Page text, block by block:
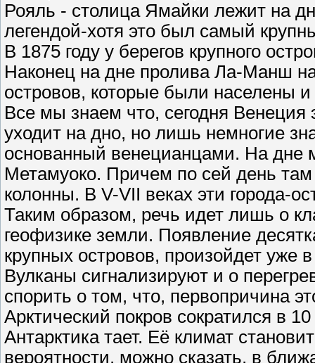
Рояль - столица Ямайки лежит на
легендой-хотя это был самый
В 1875 году у берегов крупного
Наконец на дне пролива Ла-Манш
островов, которые были населены
Все мы знаем что, сегодня
уходит на дно, но лишь немногие
основанный венецианцами. На дне
Метамуоко. Причем по сей день
колонны. В V-VII веках эти города-
Таким образом, речь идет лишь о
геофизике земли. Появление
крупных островов, произойдет уже
Вулканы сигнализируют и о
спорить о том, что, первопричина
Арктический покров сократился в
Антарктика тает. Её климат
вероятности, можно сказать, в